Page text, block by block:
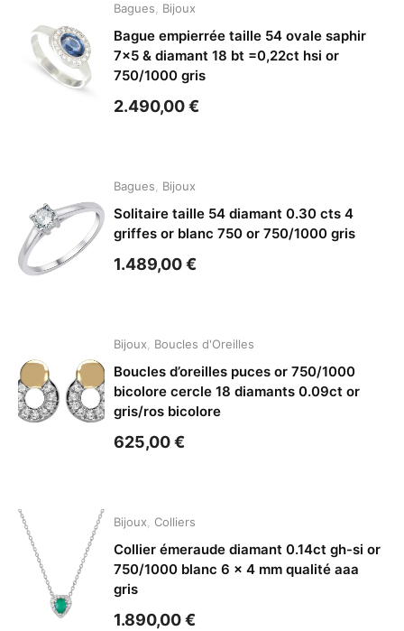
Bagues Bijoux
Bague empierrée taille 54 ovale saphir
7×5 & diamant 18 bt =0,22ct hsi or
750/1000 gris
2.490,00€
Bagues Bijoux
Solitaire taille 54 diamant 0.30 cts 4
griffes or blanc 750 or 750/1000 gris
1.489,00€
Bijoux Boucles d'Oreilles
Boucles d’oreilles puces or 750/1000
bicolore cercle 18 diamants 0.09ct or
gris/ros bicolore
625,00€
Bijoux Colliers
Collier émeraude diamant 0.14ct gh-si or
750/1000 blanc 6 x 4 mm qualité aaa
gris
1.890,00€